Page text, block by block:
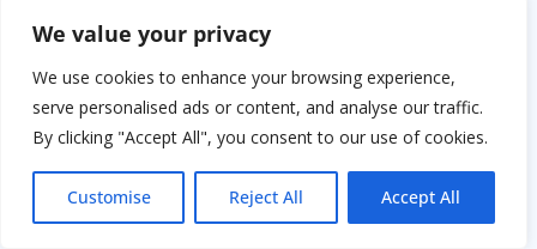
We value your privacy
We use cookies to enhance your browsing experience,
serve personalised ads or content, and analyse our traffic.
By clicking "Accept All", you consent to our use of cookies.
Customise Reject All Accept All
— Видел, — кивнул он. — Колесо проколола. Хотел
Женщина всплеснула руками.
— Ох, дурачок…
— Это ещё почему?